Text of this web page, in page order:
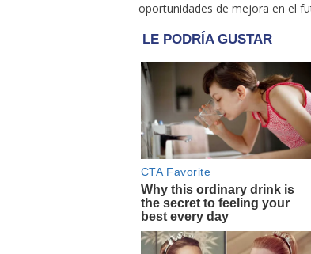
oportunidades de mejora en el